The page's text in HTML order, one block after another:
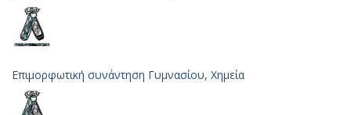
Επιμορφωτική συνάντηση Γυμνασίου, Χημεία